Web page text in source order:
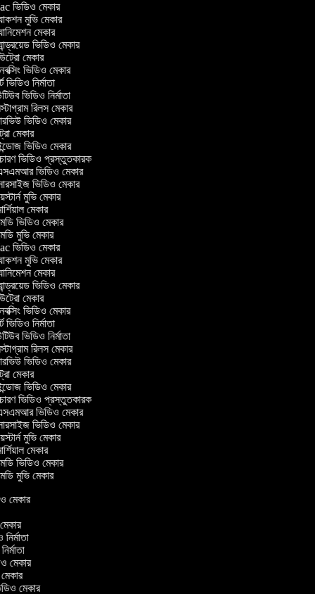
ভিডিও মেকার
মুভি মেকার
মেকার
ভিডিও মেকার
মেকার
ভিডিও মেকার
নির্মাতা
ভিডিও নির্মাতা
রিলস মেকার
ভিডিও মেকার
মেকার
ভিডিও মেকার
ভিডিও প্রস্তুতকারক
ভিডিও মেকার
ভিডিও মেকার
মুভি মেকার
মেকার
ভিডিও মেকার
মুভি মেকার
ভিডিও মেকার
মুভি মেকার
মেকার
ভিডিও মেকার
মেকার
ভিডিও মেকার
নির্মাতা
ভিডিও নির্মাতা
রিলস মেকার
ভিডিও মেকার
মেকার
ভিডিও মেকার
ভিডিও প্রস্তুতকারক
ভিডিও মেকার
ভিডিও মেকার
মুভি মেকার
মেকার
ভিডিও মেকার
মুভি মেকার
মেকার
নির্মাতা
মেকার
মেকার
মেকার